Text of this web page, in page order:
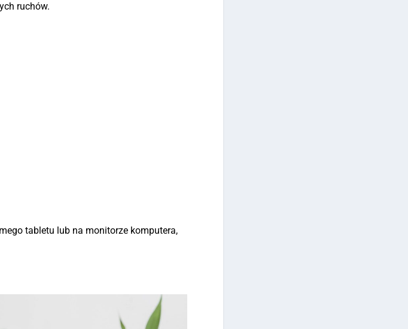
ruchów.
tabletu lub na monitorze komputera,